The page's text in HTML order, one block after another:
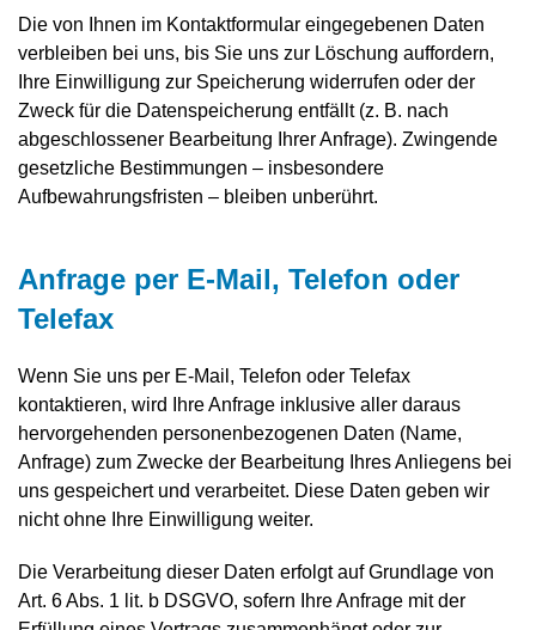
Die von Ihnen im Kontaktformular eingegebenen Daten
verbleiben bei uns, bis Sie uns zur Löschung auffordern,
Ihre Einwilligung zur Speicherung widerrufen oder der
Zweck für die Datenspeicherung entfällt (z. B. nach
abgeschlossener Bearbeitung Ihrer Anfrage). Zwingende
gesetzliche Bestimmungen – insbesondere
Aufbewahrungsfristen – bleiben unberührt.
Anfrage per E-Mail, Telefon oder
Telefax
Wenn Sie uns per E-Mail, Telefon oder Telefax
kontaktieren, wird Ihre Anfrage inklusive aller daraus
hervorgehenden personenbezogenen Daten (Name,
Anfrage) zum Zwecke der Bearbeitung Ihres Anliegens bei
uns gespeichert und verarbeitet. Diese Daten geben wir
nicht ohne Ihre Einwilligung weiter.
Die Verarbeitung dieser Daten erfolgt auf Grundlage von
Art. 6 Abs. 1 lit. b DSGVO, sofern Ihre Anfrage mit der